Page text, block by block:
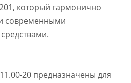
который гармонично
современными
20 предназначены для